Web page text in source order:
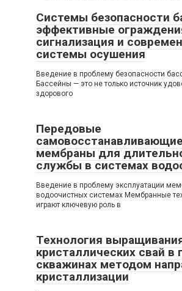
Системы безопасности
эффективные
сигнализация и
системы осушения
Введение в проблему безопасности
Бассейны — это не только источник
здорового
Передовые
мембраны для
службы в системах
Введение в проблему эксплуатации
водоочистных системах Мембранные
играют ключевую роль в
Технология
кристаллических свай в
скважинах методом
кристаллизации